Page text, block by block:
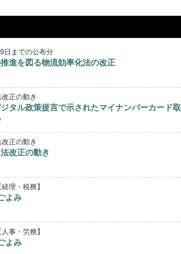
日までの公布分
進を図る物流効率化法の改正
正の動き
タル政策提言で示されたマイナンバーカード取
正の動き
改正の動き
理・税務】
よみ
事・労務】
よみ